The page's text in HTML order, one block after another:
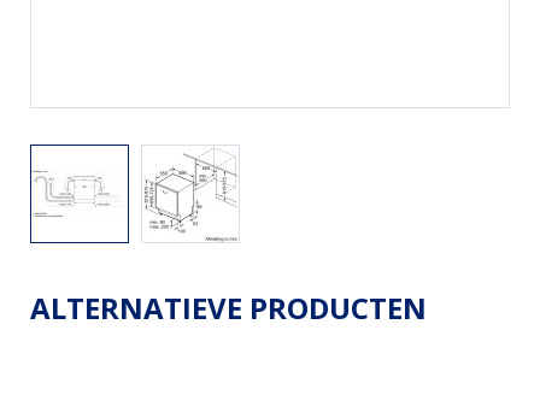
ALTERNATIEVE PRODUCTEN